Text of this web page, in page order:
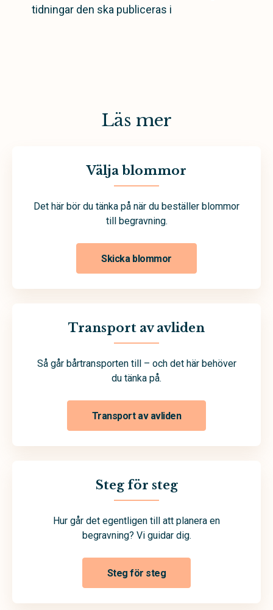
tidningar den ska publiceras i
Läs mer
Välja blommor
Det här bör du tänka på när du beställer blommor
till begravning.
Skicka blommor
Transport av avliden
Så går bårtransporten till – och det här behöver
du tänka på.
Transport av avliden
Steg för steg
Hur går det egentligen till att planera en
begravning? Vi guidar dig.
Steg för steg